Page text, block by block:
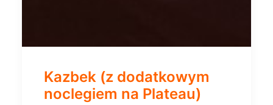
Kazbek (z dodatkowym
noclegiem na Plateau)